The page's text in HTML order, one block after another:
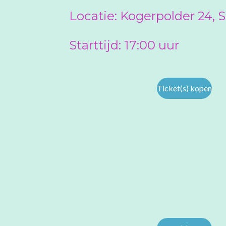
Locatie: Kogerpolder 24,
Starttijd: 17:00 uur
Ticket(s) kopen